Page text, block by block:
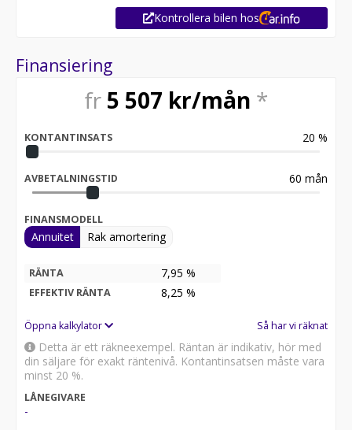
Kontrollera bilen hos
Finansiering
fr 5 507 kr/mån *
KONTANTINSATS 20 %
AVBETALNINGSTID 60 mån
FINANSMODELL
Annuitet Rak amortering
RÄNTA 7,95 %
EFFEKTIV RÄNTA 8,25 %
Öppna kalkylator Så har vi räknat
Detta är ett räkneexempel. Räntan är indikativ, hör med
din säljare för exakt räntenivå. Kontantinsatsen måste vara
minst 20 %.
LÅNEGIVARE
-